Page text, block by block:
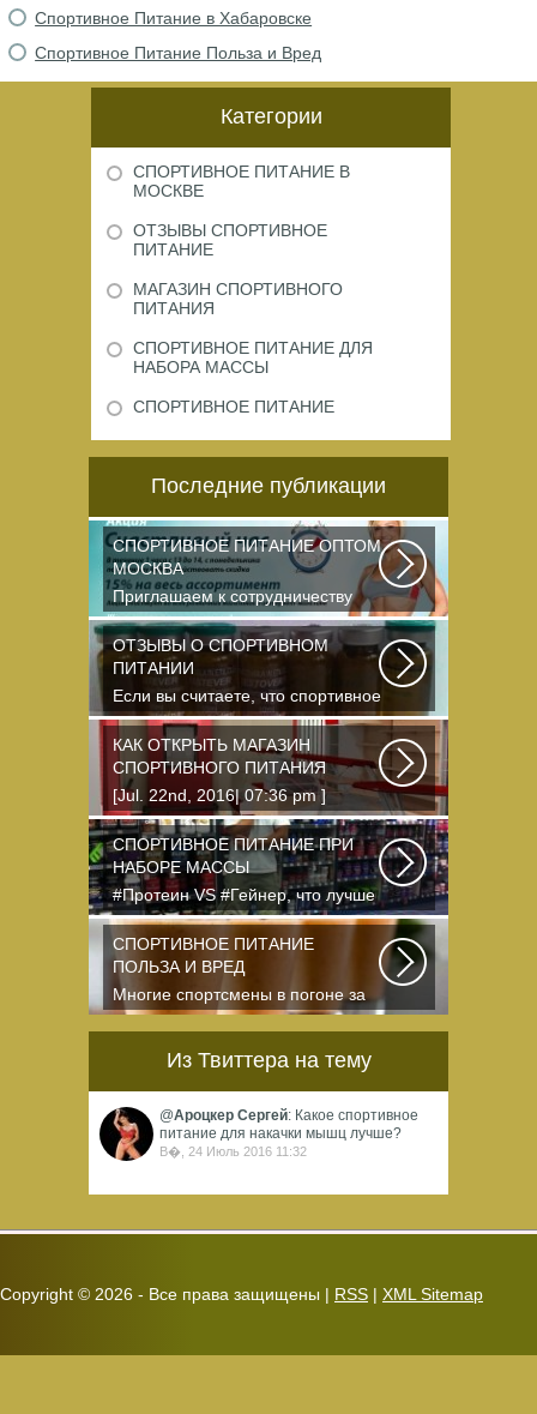
Спортивное Питание в Хабаровске
Спортивное Питание Польза и Вред
Категории
СПОРТИВНОЕ ПИТАНИЕ В
МОСКВЕ
ОТЗЫВЫ СПОРТИВНОЕ
ПИТАНИЕ
МАГАЗИН СПОРТИВНОГО
ПИТАНИЯ
СПОРТИВНОЕ ПИТАНИЕ ДЛЯ
НАБОРА МАССЫ
СПОРТИВНОЕ ПИТАНИЕ
Последние публикации
СПОРТИВНОЕ ПИТАНИЕ ОПТОМ
МОСКВА
Приглашаем к сотрудничеству
организации, занимающихся
продажей спортивного...
ОТЗЫВЫ О СПОРТИВНОМ
ПИТАНИИ
Если вы считаете, что спортивное
питание — это стероиды и
протеин в шприцах...
КАК ОТКРЫТЬ МАГАЗИН
СПОРТИВНОГО ПИТАНИЯ
[Jul. 22nd, 2016| 07:36 pm ]
dkphoto Что-то я окончательно
перевел ведение...
СПОРТИВНОЕ ПИТАНИЕ ПРИ
НАБОРЕ МАССЫ
#Протеин VS #Гейнер, что лучше
для набора массы? Очень часто
начинающие...
СПОРТИВНОЕ ПИТАНИЕ
ПОЛЬЗА И ВРЕД
Многие спортсмены в погоне за
спортивными результатами в
Из Твиттера на тему
@Ароцкер Сергей: Какое спортивное
питание для накачки мышц лучше?
В�, 24 Июль 2016 11:32
Copyright © 2026 - Все права защищены | RSS | XML Sitemap